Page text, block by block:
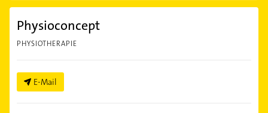
Physioconcept
PHYSIOTHERAPIE
E-Mail